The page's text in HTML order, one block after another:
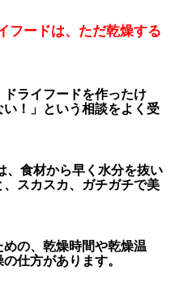
フードは、ただ乾燥する
ドライフードを作ったけ
！」 という相談をよく受
、食材から早く水分を抜い
スカスカ、ガチガチで美
の、乾燥時間や乾燥温
仕方があります。